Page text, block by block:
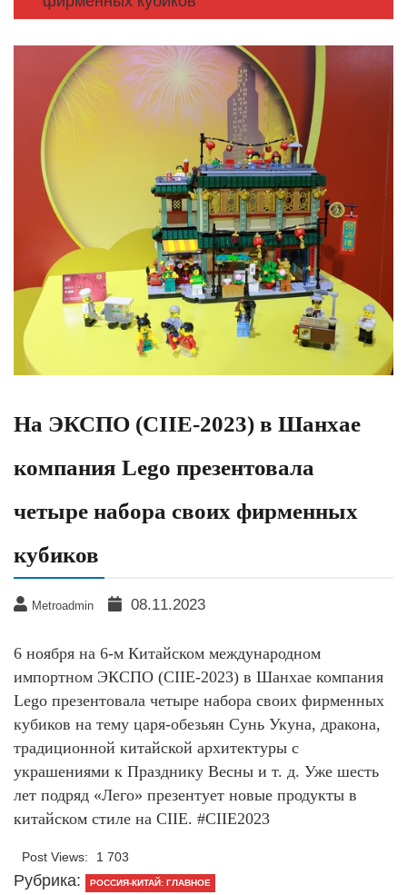
На ЭКСПО (CIIE-2023) в Шанхае
компания Lego презентовала
четыре набора своих фирменных
кубиков
Metroadmin 08.11.2023
6 ноября на 6-м Китайском международном
импортном ЭКСПО (CIIE-2023) в Шанхае компания
Lego презентовала четыре набора своих фирменных
кубиков на тему царя-обезьян Сунь Укуна, дракона,
традиционной китайской архитектуры с
украшениями к Празднику Весны и т. д. Уже шесть
лет подряд «Лего» презентует новые продукты в
китайском стиле на CIIE. #CIIE2023
Post Views: 1 703
Рубрика: РОССИЯ-КИТАЙ: ГЛАВНОЕ